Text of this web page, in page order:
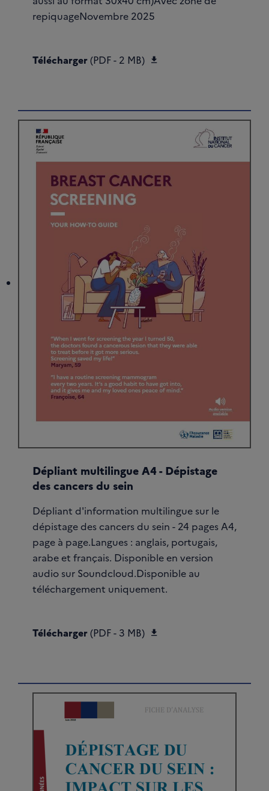
repiquageNovembre 2025
Télécharger(PDF - 2 MB)
Dépliant multilingue A4 - Dépistage
des cancers du sein
Dépliant d'information multilingue sur le
dépistage des cancers du sein - 24 pages A4,
page à page.Langues : anglais, portugais,
arabe et français. Disponible en version
audio sur Soundcloud.Disponible au
téléchargement uniquement.
Télécharger(PDF - 3 MB)